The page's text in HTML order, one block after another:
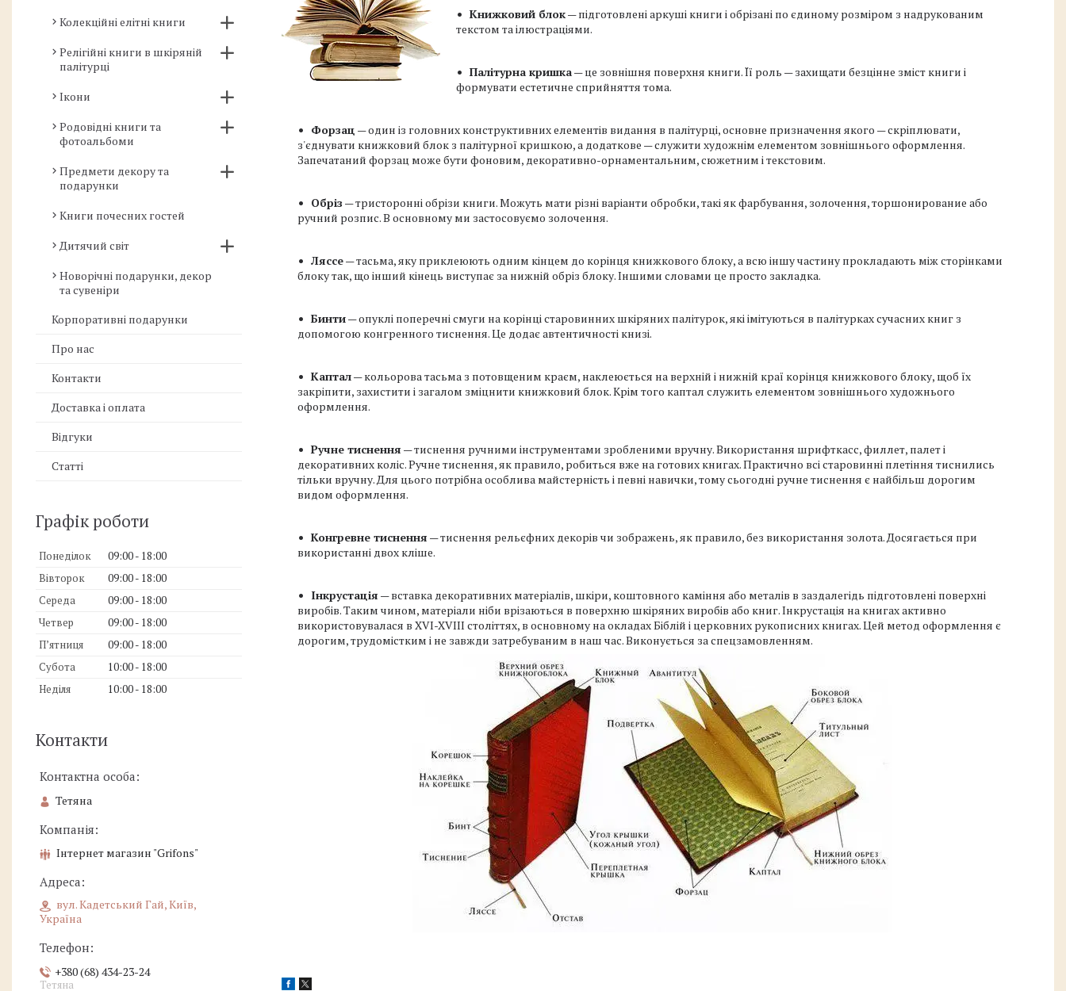
Книжковий блок— підготовлені аркуші книги і обрізані по єдиному розміром з надрукованим
текстом та ілюстраціями.
Палітурна кришка— це зовнішня поверхня книги. Її роль — захищати безцінне зміст книги і
формувати естетичне сприйняття тома.
Форзац — один із головних конструктивних елементів видання в палітурці, основне призначення якого — скріплювати,
з'єднувати книжковий блок з палітурної кришкою, а додаткове — служити художнім елементом зовнішнього оформлення.
Запечатаний форзац може бути фоновим, декоративно-орнаментальним, сюжетним і текстовим.
Обріз — тристоронні обрізи книги. Можуть мати різні варіанти обробки, такі як фарбування, золочення, торшонирование або
ручний розпис. В основному ми застосовуємо золочення.
Ляссе— тасьма, яку приклеюють одним кінцем до корінця книжкового блоку, а всю іншу частину прокладають між сторінками
блоку так, що інший кінець виступає за нижній обріз блоку. Іншими словами це просто закладка.
Бинти— опуклі поперечні смуги на корінці старовинних шкіряних палітурок, які імітуються в палітурках сучасних книг з
допомогою конгренного тиснення. Це додає автентичності книзі.
Каптал— кольорова тасьма з потовщеним краєм, наклеюється на верхній і нижній краї корінця книжкового блоку, щоб їх
закріпити, захистити і загалом зміцнити книжковий блок. Крім того каптал служить елементом зовнішнього художнього
оформлення.
Ручне тиснення — тиснення ручними інструментами зробленими вручну. Використання шрифткасс, филлет, палет і
декоративних коліс. Ручне тиснення, як правило, робиться вже на готових книгах. Практично всі старовинні плетіння тиснились
тільки вручну. Для цього потрібна особлива майстерність і певні навички, тому сьогодні ручне тиснення є найбільш дорогим
видом оформлення.
Конгревне тиснення — тиснення рельєфних декорів чи зображень, як правило, без використання золота. Досягається при
використанні двох кліше.
Інкрустація — вставка декоративних матеріалів, шкіри, коштовного каміння або металів в заздалегідь підготовлені поверхні
виробів. Таким чином, матеріали ніби врізаються в поверхню шкіряних виробів або книг. Інкрустація на книгах активно
використовувалася в XVI-XVIII століттях, в основному на окладах Біблій і церковних рукописних книгах. Цей метод оформлення є
дорогим, трудомістким і не завжди затребуваним в наш час. Виконується за спецзамовленням.
Колекційні елітні книги
Релігійні книги в шкіряній
палітурці
Ікони
Родовідні книги та
фотоальбоми
Предмети декору та
подарунки
Книги почесних гостей
Дитячий світ
Новорічні подарунки, декор
та сувеніри
Корпоративні подарунки
Про нас
Контакти
Доставка і оплата
Відгуки
Статті
Графік роботи
Понеділок 09:00
18:00
Вівторок
09:00
18:00
Середа
09:00
18:00
Четвер
09:00
18:00
Пʼятниця
09:00
18:00
Субота
10:00
18:00
Неділя
10:00 18:00
Контакти
Тетяна
Інтернет магазин "Grifons"
вул. Кадетський Гай, Київ,
Україна
+380 (68) 434-23-24
Тетяна